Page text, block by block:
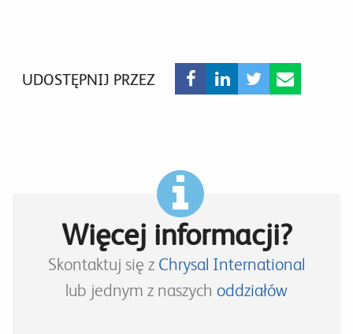
UDOSTĘPNIJ PRZEZ
Więcej informacji?
Skontaktuj się z Chrysal International
lub jednym z naszych oddziałów